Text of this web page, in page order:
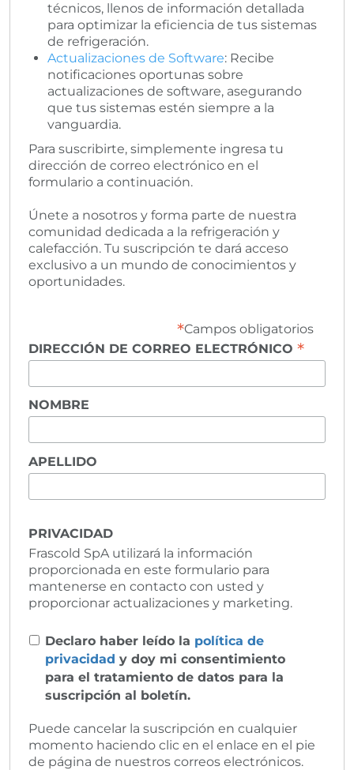
técnicos, llenos de información detallada
para optimizar la eficiencia de tus sistemas
de refrigeración.
Actualizaciones de Software: Recibe
notificaciones oportunas sobre
actualizaciones de software, asegurando
que tus sistemas estén siempre a la
vanguardia.
Para suscribirte, simplemente ingresa tu
dirección de correo electrónico en el
formulario a continuación.
Únete a nosotros y forma parte de nuestra
comunidad dedicada a la refrigeración y
calefacción. Tu suscripción te dará acceso
exclusivo a un mundo de conocimientos y
oportunidades.
*Campos obligatorios
DIRECCIÓN DE CORREO ELECTRÓNICO *
NOMBRE
APELLIDO
PRIVACIDAD
Frascold SpA utilizará la información
proporcionada en este formulario para
mantenerse en contacto con usted y
proporcionar actualizaciones y marketing.
Declaro haber leído la política de
privacidad y doy mi consentimiento
para el tratamiento de datos para la
suscripción al boletín.
Puede cancelar la suscripción en cualquier
momento haciendo clic en el enlace en el pie
de página de nuestros correos electrónicos.